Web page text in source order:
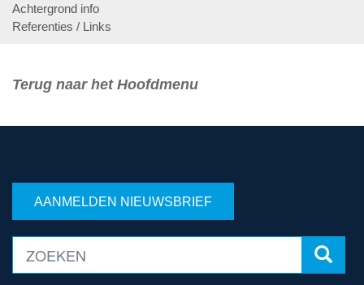
Achtergrond info
Referenties / Links
Terug naar het Hoofdmenu
AANMELDEN NIEUWSBRIEF